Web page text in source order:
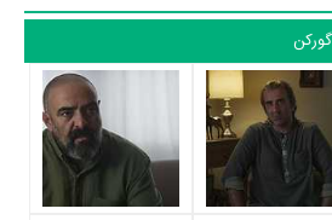
شادمانی،رضا بهبودی،ویشکا آسایش،گوهر
به ایفای نقش و بازیگری پرداخته‌اند. در فیلم
جلوی دوربین رفته‌اند که از نظر تعداد بازیگران می‌توان
کرد. از این‌لحاظ کارگردانی فیلم گورکن باتوجه به
و مدیریت آنها کار بسیار دشواری بوده است؛
به‌عنوان کارگردان و به‌عنوان بازیگردان و